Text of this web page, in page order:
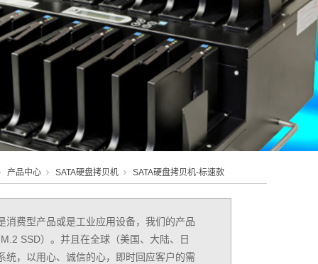
产品中心 SATA硬盘拷贝机 SATA硬盘拷贝机-标速款
费型产品或是工业应用设备，我们的产品
SSD）。并且在全球（美国、大陆、日
，以用心、诚信的心，即时回应客户的需